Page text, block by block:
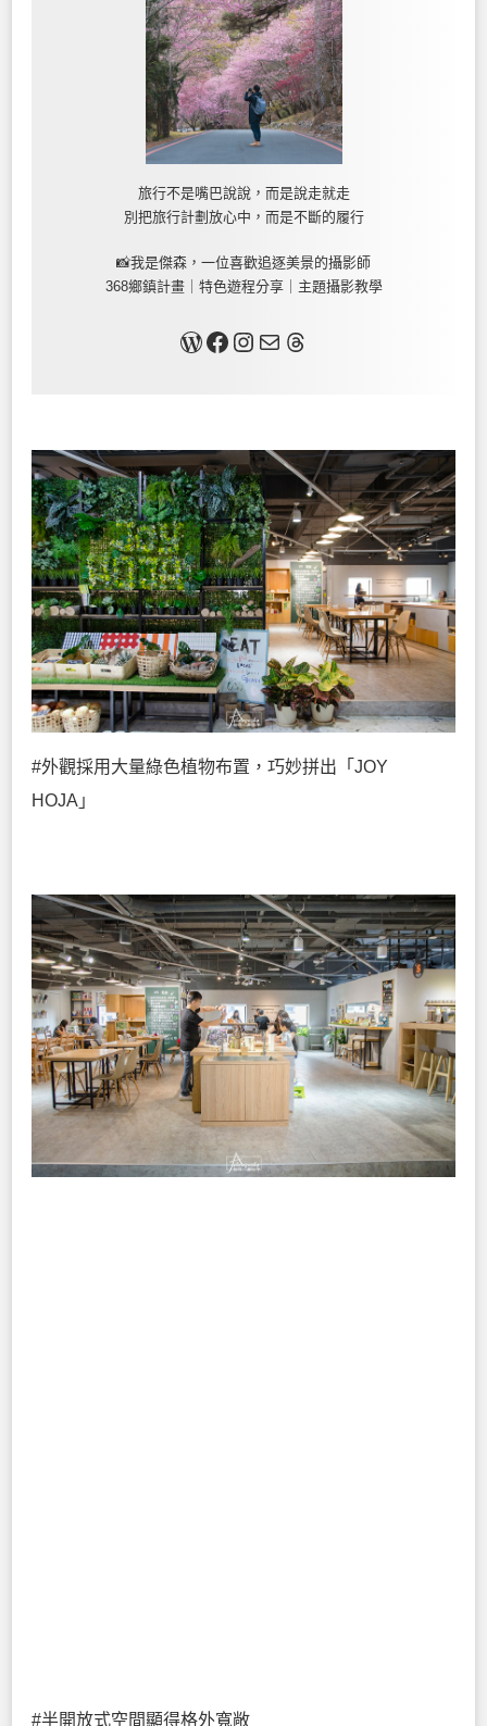
旅行不是嘴巴說說，而是說走就走
別把旅行計劃放心中，而是不斷的履行
📸我是傑森，一位喜歡追逐美景的攝影師
368鄉鎮計畫｜特色遊程分享｜主題攝影教學
關於我Facebook InstagramMail Threads
#外觀採用大量綠色植物布置，巧妙拼出「JOY
HOJA」
#半開放式空間顯得格外寬敞